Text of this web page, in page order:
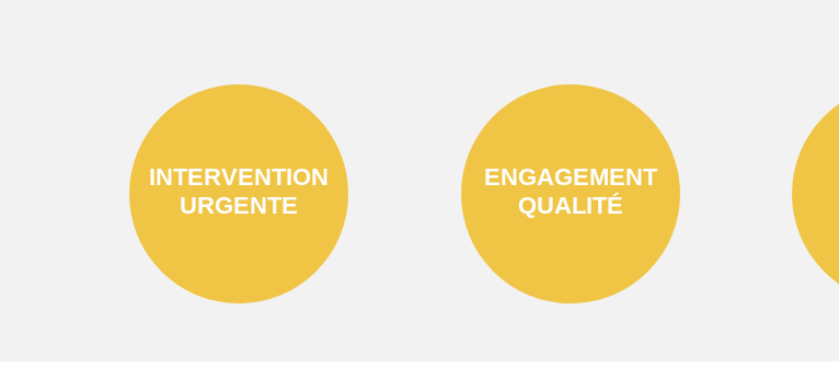
INTERVENTION
URGENTE
ENGAGEMENT
QUALITÉ